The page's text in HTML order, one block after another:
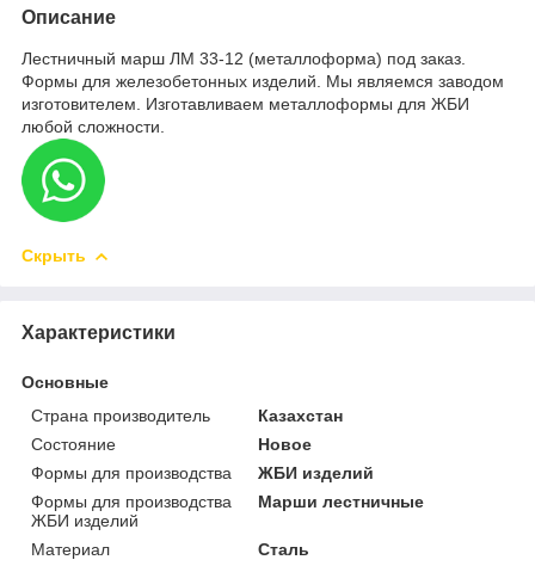
Описание
Лестничный марш ЛМ 33-12 (металлоформа) под заказ.
Формы для железобетонных изделий. Мы являемся заводом
изготовителем. Изготавливаем металлоформы для ЖБИ
любой сложности.
Скрыть
Характеристики
Основные
Страна производитель
Казахстан
Состояние
Новое
Формы для производства
ЖБИ изделий
Формы для производства
ЖБИ изделий
Марши лестничные
Материал
Сталь